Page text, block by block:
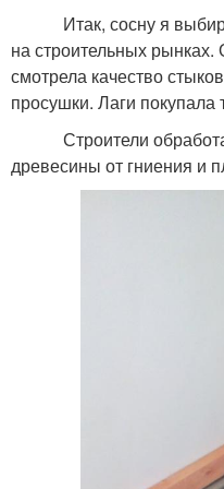
Итак, сосну я
на строительных рынках.
смотрела качество
просушки. Лаги покупала
Строители
древесины от гниения и